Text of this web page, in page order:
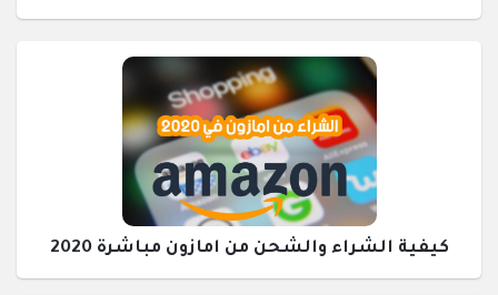
كيفية الشراء والشحن من امازون مباشرة 2020